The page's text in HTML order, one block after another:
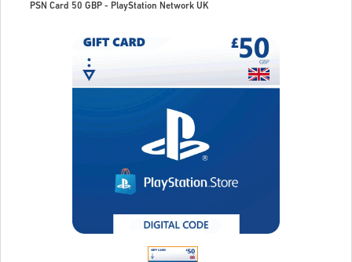
navigation
PSN Card 50 GBP - PlayStation Network UK